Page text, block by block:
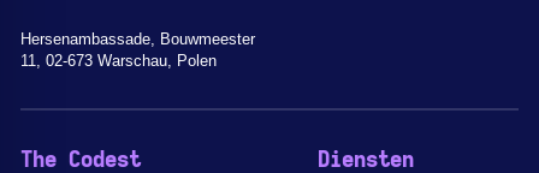
Hersenambassade, Bouwmeester
11, 02-673 Warschau, Polen
The Codest Diensten